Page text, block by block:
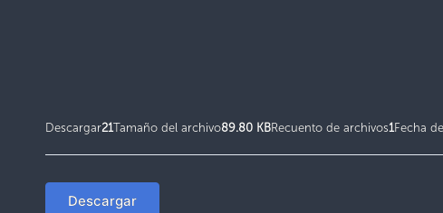
Descargar21Tamaño del archivo89.80 KBRecuento de archivos1Fecha
Descargar